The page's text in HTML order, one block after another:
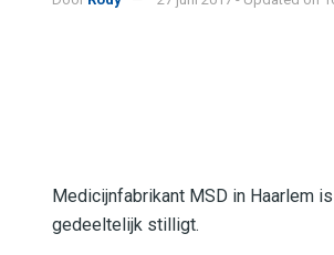
Medicijnfabrikant MSD in Haarlem
gedeeltelijk stilligt.